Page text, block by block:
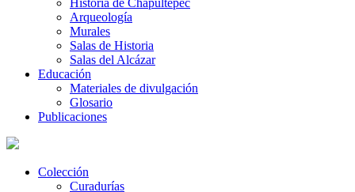
Historia de Chapultepec
Arqueología
Murales
Salas de Historia
Salas del Alcázar
Educación
Materiales de divulgación
Glosario
Publicaciones
Colección
Curadurías